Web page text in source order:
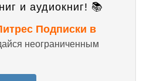
и аудиокниг! 📚
Подписки в
неограниченным